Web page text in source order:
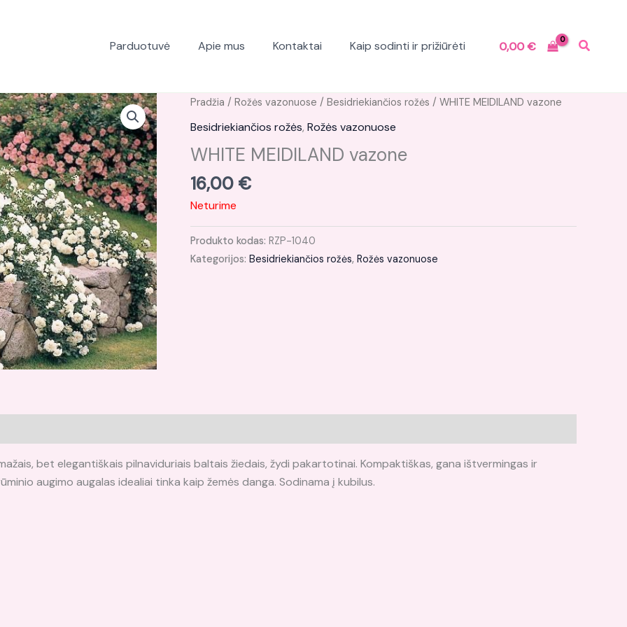
Parduotuvė Apie mus Kontaktai Kaip sodinti ir prižiūrėti 0,00€
Pradžia / Rožės vazonuose / Besidriekiančios rožės / WHITE MEIDILAND vazone
Besidriekiančios rožės, Rožės vazonuose
WHITE MEIDILAND vazone
16,00 €
Neturime
Produkto kodas: RZP-1040
Kategorijos: Besidriekiančios rožės, Rožės vazonuose
bet elegantiškais pilnaviduriais baltais žiedais, žydi pakartotinai. Kompaktiškas, gana ištvermingas ir
augimo augalas idealiai tinka kaip žemės danga. Sodinama į kubilus.